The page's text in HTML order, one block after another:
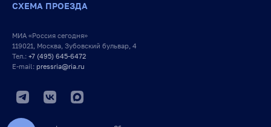
СХЕМА ПРОЕЗДА
МИА «Россия сегодня»
119021, Москва, Зубовский бульвар, 4
Тел.: +7 (495) 645-6472
E-mail: pressria@ria.ru